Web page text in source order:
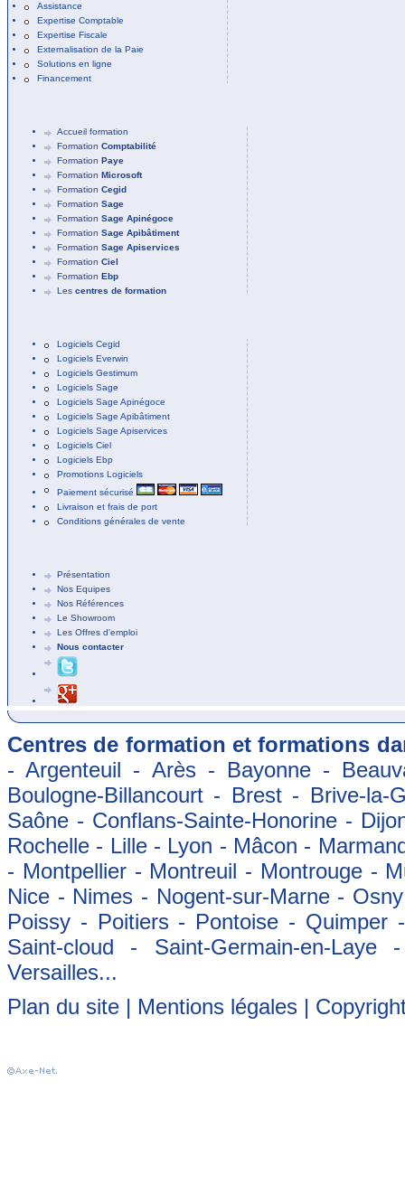
Assistance
Expertise Comptable
Expertise Fiscale
Externalisation de la Paie
Solutions en ligne
Financement
Accueil formation
Formation Comptabilité
Formation Paye
Formation Microsoft
Formation Cegid
Formation Sage
Formation Sage Apinégoce
Formation Sage Apibâtiment
Formation Sage Apiservices
Formation Ciel
Formation Ebp
Les centres de formation
Logiciels Cegid
Logiciels Everwin
Logiciels Gestimum
Logiciels Sage
Logiciels Sage Apinégoce
Logiciels Sage Apibâtiment
Logiciels Sage Apiservices
Logiciels Ciel
Logiciels Ebp
Promotions Logiciels
Paiement sécurisé
Livraison et frais de port
Conditions générales de vente
Présentation
Nos Equipes
Nos Références
Le Showroom
Les Offres d'emploi
Nous contacter
Centres de formation et formations
- Argenteuil - Arès - Bayonne -
Boulogne-Billancourt - Brest - Brive-
Saône - Conflans-Sainte-Honorine -
Rochelle - Lille - Lyon - Mâcon -
- Montpellier - Montreuil - Montrouge -
Nice - Nimes - Nogent-sur-Marne -
Poissy - Poitiers - Pontoise -
Saint-cloud - Saint-Germain-en-
Versailles...
Plan du site | Mentions légales |